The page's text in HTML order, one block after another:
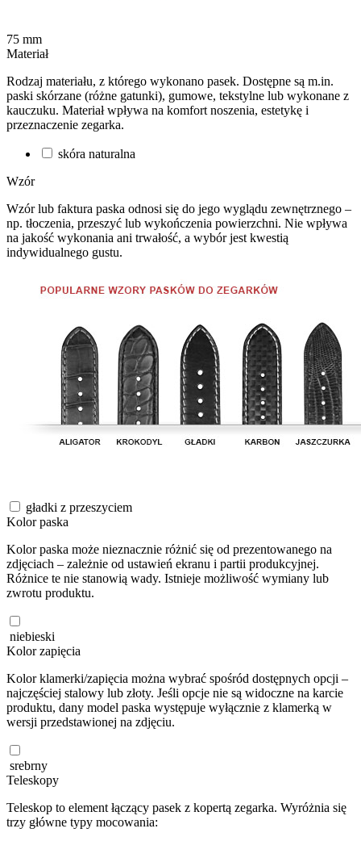
75 mm
Materiał
Rodzaj materiału, z którego wykonano pasek. Dostępne są m.in.
paski skórzane (różne gatunki), gumowe, tekstylne lub wykonane z
kauczuku. Materiał wpływa na komfort noszenia, estetykę i
przeznaczenie zegarka.
skóra naturalna
Wzór
Wzór lub faktura paska odnosi się do jego wyglądu zewnętrznego –
np. tłoczenia, przeszyć lub wykończenia powierzchni. Nie wpływa
na jakość wykonania ani trwałość, a wybór jest kwestią
indywidualnego gustu.
gładki z przeszyciem
Kolor paska
Kolor paska może nieznacznie różnić się od prezentowanego na
zdjęciach – zależnie od ustawień ekranu i partii produkcyjnej.
Różnice te nie stanowią wady. Istnieje możliwość wymiany lub
zwrotu produktu.
niebieski
Kolor zapięcia
Kolor klamerki/zapięcia można wybrać spośród dostępnych opcji –
najczęściej stalowy lub złoty. Jeśli opcje nie są widoczne na karcie
produktu, dany model paska występuje wyłącznie z klamerką w
wersji przedstawionej na zdjęciu.
srebrny
Teleskopy
Teleskop to element łączący pasek z kopertą zegarka. Wyróżnia się
trzy główne typy mocowania: